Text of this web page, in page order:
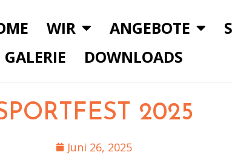
WIR ANGEBOTE
GALERIE
DOWNLOADS
2025
Juni 26, 2025